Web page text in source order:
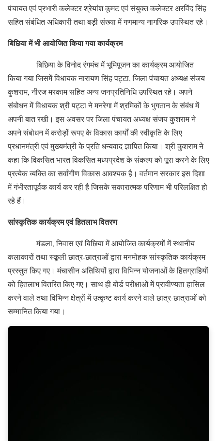
पंचायत एवं प्रभारी कलेक्टर श्रेयांश कूमट एवं संयुक्त कलेक्टर अरविंद सिंह
सहित संबंधित अधिकारी तथा बड़ी संख्या में गणमान्य नागरिक उपस्थित रहे।
बिछिया में भी आयोजित किया गया कार्यक्रम
बिछिया के विनोद रंगमंच में भूमिपूजन का कार्यक्रम आयोजित
किया गया जिसमें विधायक नारायण सिंह पट्टा, जिला पंचायत अध्यक्ष संजय
कुशराम, नीरज मरकाम सहित अन्य जनप्रतिनिधि उपस्थित रहे। अपने
संबोधन में विधायक श्री पट्टा ने मनरेगा में श्रमिकों के भुगतान के संबंध में
अपनी बात रखी। इस अवसर पर जिला पंचायत अध्यक्ष संजय कुशराम ने
अपने संबोधन में करोड़ों रूपए के विकास कार्यों की स्वीकृति के लिए
प्रधानमंत्री एवं मुख्यमंत्री के प्रति धन्यवाद ज्ञापित किया। श्री कुशराम ने
कहा कि विकसित भारत विकसित मध्यप्रदेश के संकल्प को पूरा करने के लिए
प्रत्येक व्यक्ति का सर्वांगीण विकास आवश्यक है। वर्तमान सरकार इस दिशा
में गंभीरतापूर्वक कार्य कर रही है जिसके सकारात्मक परिणाम भी परिलक्षित हो
रहे हैं।
सांस्कृतिक कार्यक्रम एवं हितलाभ वितरण
मंडला, निवास एवं बिछिया में आयोजित कार्यक्रमों में स्थानीय
कलाकारों तथा स्कूली छात्र-छात्राओं द्वारा मनमोहक सांस्कृतिक कार्यक्रम
प्रस्तुत किए गए। मंचासीन अतिथियों द्वारा विभिन्न योजनाओं के हितग्राहियों
को हितलाभ वितरित किए गए। साथ ही बोर्ड परीक्षाओं में प्रावीण्यता हासिल
करने वाले तथा विभिन्न क्षेत्रों में उत्कृष्ट कार्य करने वाले छात्र-छात्राओं को
सम्मानित किया गया।